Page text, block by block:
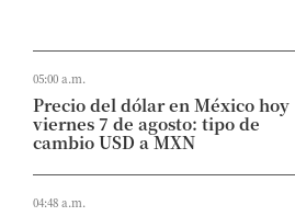
05:00 a.m.
Precio del dólar en México hoy
viernes 7 de agosto: tipo de
cambio USD a MXN
04:48 a.m.